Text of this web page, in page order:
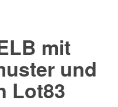
mit
und
Lot83